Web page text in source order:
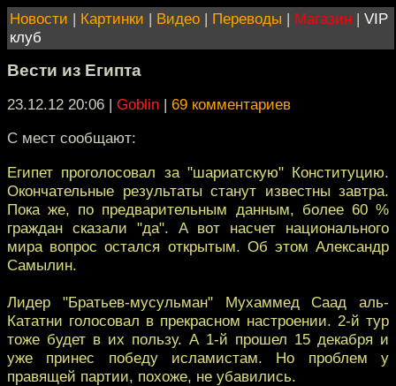
Новости | Картинки | Видео | Переводы | Магазин | VIP
клуб
Вести из Египта
23.12.12 20:06 | Goblin | 69 комментариев
С мест сообщают:
Египет проголосовал за "шариатскую" Конституцию.
Окончательные результаты станут известны завтра.
Пока же, по предварительным данным, более 60 %
граждан сказали "да". А вот насчет национального
мира вопрос остался открытым. Об этом Александр
Самылин.
Лидер "Братьев-мусульман" Мухаммед Саад аль-
Кататни голосовал в прекрасном настроении. 2-й тур
тоже будет в их пользу. А 1-й прошел 15 декабря и
уже принес победу исламистам. Но проблем у
правящей партии, похоже, не убавились.